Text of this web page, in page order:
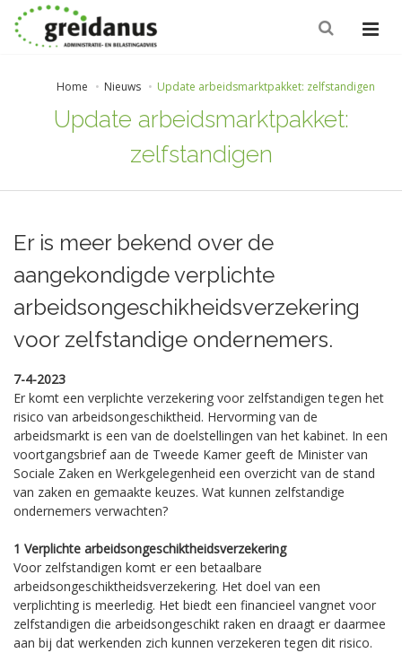
Home Nieuws Update arbeidsmarktpakket: zelfstandigen
Update arbeidsmarktpakket:
zelfstandigen
Er is meer bekend over de
aangekondigde verplichte
arbeidsongeschikheidsverzekering
voor zelfstandige ondernemers.
7-4-2023
Er komt een verplichte verzekering voor zelfstandigen tegen het
risico van arbeidsongeschiktheid. Hervorming van de
arbeidsmarkt is een van de doelstellingen van het kabinet. In een
voortgangsbrief aan de Tweede Kamer geeft de Minister van
Sociale Zaken en Werkgelegenheid een overzicht van de stand
van zaken en gemaakte keuzes. Wat kunnen zelfstandige
ondernemers verwachten?
1 Verplichte arbeidsongeschiktheidsverzekering
Voor zelfstandigen komt er een betaalbare
arbeidsongeschiktheidsverzekering. Het doel van een
verplichting is meerledig. Het biedt een financieel vangnet voor
zelfstandigen die arbeidsongeschikt raken en draagt er daarmee
aan bij dat werkenden zich kunnen verzekeren tegen dit risico.